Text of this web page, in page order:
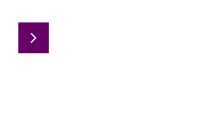
Naslednja